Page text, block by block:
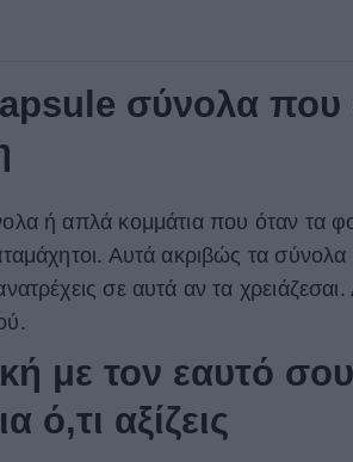
σύνολα που
ή απλά κομμάτια που όταν τα
Αυτά ακριβώς τα σύνολα
σε αυτά αν τα χρειάζεσαι.
με τον εαυτό
αξίζεις